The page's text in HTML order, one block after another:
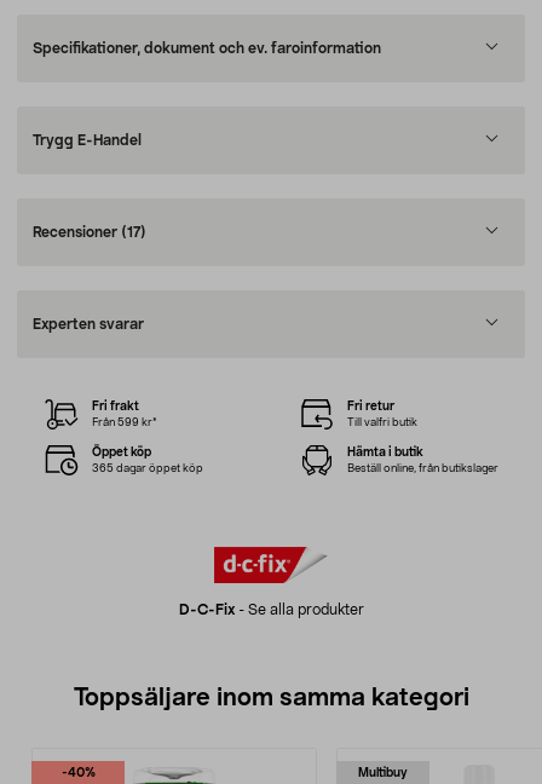
Specifikationer, dokument och ev. faroinformation
Trygg E-Handel
Recensioner (17)
Experten svarar
D-C-Fix- Se alla produkter
Fri frakt
Från 599 kr*
Fri retur
Till valfri butik
Öppet köp
365 dagar öppet köp
Hämta i butik
Beställ online, från butikslager
Toppsäljare inom samma kategori
-40% Multibuy